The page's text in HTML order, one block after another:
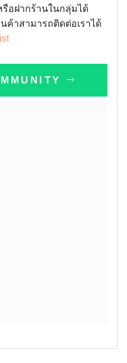
อฝากร้านในกลุ่มได้
ค้าสามารถติดต่อเราได้